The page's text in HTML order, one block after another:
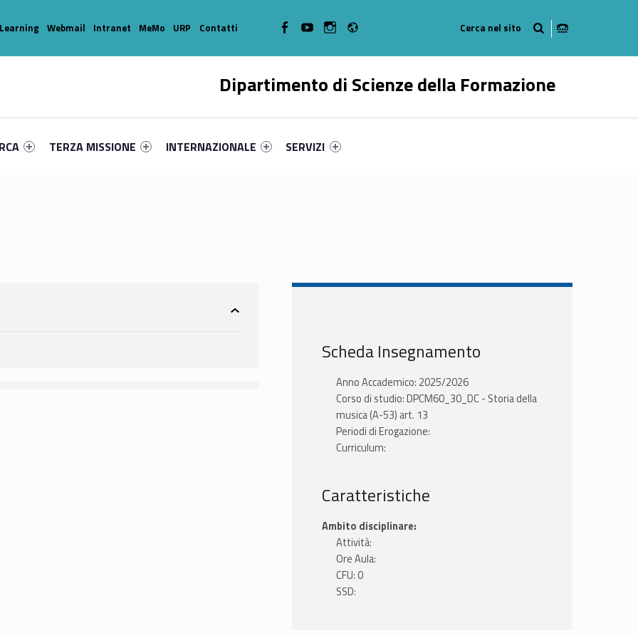
Dipartimento di Scienze della Formazione
TERZA MISSIONE
INTERNAZIONALE
SERVIZI
Webmail Intranet MeMo URP Contatti WebMan on FacebookWebMan on YoutubeWebMan on Instagram
Scheda Insegnamento
Anno Accademico: 2025/2026
Corso di studio: DPCM60_30_DC - Storia della
musica (A-53) art. 13
Periodi di Erogazione:
Curriculum:
Caratteristiche
Ambito disciplinare:
Attività:
Ore Aula:
CFU: 0
SSD: